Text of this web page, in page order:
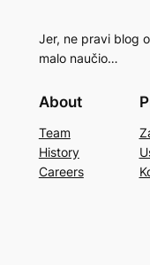
Jer, ne pravi blog
malo naučio…
About
Team
History
Careers